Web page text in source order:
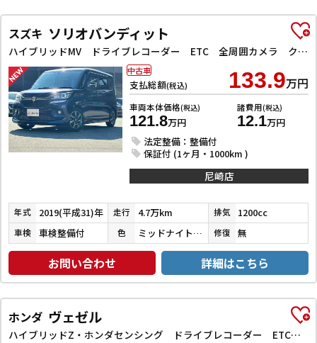
スズキ ソリオバンディット
ハイブリッドMV ドライブレコーダー ETC 全周囲カメラ クリアランスソナー オートクルーズコントロール レーンアシスト 衝突被害軽減システム 両側スライド・片側電動 LEDヘッドランプ スマートキー
支払総額(税込) 133.9万円
車両本体価格(税込)
121.8万円
諸費用(税込)
12.1万円
法定整備：整備付
保証付 (1ヶ月・1000km )
中古車
尼崎店
年式 2019(平成31)年 走行 4.7万km 排気 1200cc
車検 車検整備付 色 ミッドナイトバイオレットメタリック 修復 無
お問い合わせ 詳細はこちら
ホンダ ヴェゼル
ハイブリッドZ・ホンダセンシング ドライブレコーダー ETC バックカメラ オートクルーズコントロール レーンアシスト 衝突被害軽減システム ナビ TV オートライト LEDヘッドランプ アルミホイール スマートキー 電動格納ミラー